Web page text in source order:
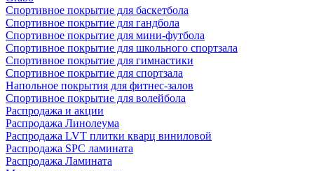
Спортивное покрытие для баскетбола
Спортивное покрытие для гандбола
Спортивное покрытие для мини-футбола
Спортивное покрытие для школьного спортзала
Спортивное покрытие для гимнастики
Спортивное покрытие для спортзала
Напольное покрытия для фитнес-залов
Спортивное покрытие для волейбола
Распродажа и акции
Распродажа Линолеума
Распродажа LVT плитки кварц виниловой
Распродажа SPC ламината
Распродажа Ламината